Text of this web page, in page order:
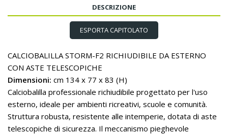
DESCRIZIONE
ESPORTA CAPITOLATO
CALCIOBALILLA STORM-F2 RICHIUDIBILE DA ESTERNO
CON ASTE TELESCOPICHE
Dimensioni: cm 134 x 77 x 83 (H)
Calciobalilla professionale richiudibile progettato per l'uso
esterno, ideale per ambienti ricreativi, scuole e comunità.
Struttura robusta, resistente alle intemperie, dotata di aste
telescopiche di sicurezza. Il meccanismo pieghevole